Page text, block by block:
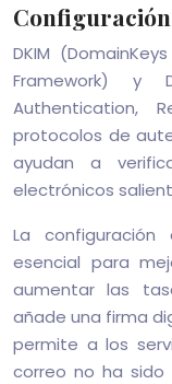
Configuración
DKIM
Framework) y
Authentication,
protocolos de
ayudan a
electrónicos
La
esencial para
aumentar las
añade una firma
permite a los
correo no ha sido